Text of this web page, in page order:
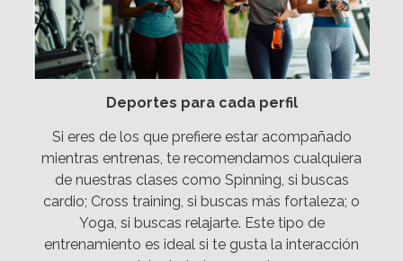
Deportes para cada perfil
Si eres de los que prefiere estar acompañado
mientras entrenas, te recomendamos cualquiera
de nuestras clases como Spinning, si buscas
cardio; Cross training, si buscas más fortaleza; o
Yoga, si buscas relajarte. Este tipo de
entrenamiento es ideal si te gusta la interacción